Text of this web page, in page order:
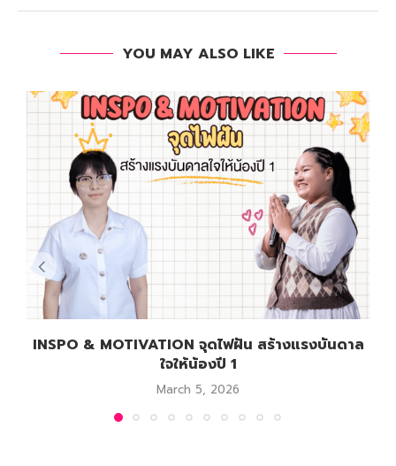
YOU MAY ALSO LIKE
INSPO & MOTIVATION จุดไฟฝัน สร้างแรงบันดาล
ใจให้น้องปี 1
March 5, 2026